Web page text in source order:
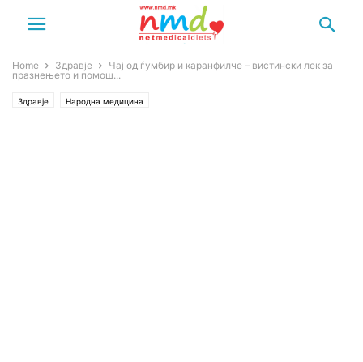
Home Здравје
Чај од ѓумбир и каранфилче – вистински лек за
празнењето и помош...
Здравје Народна медицина